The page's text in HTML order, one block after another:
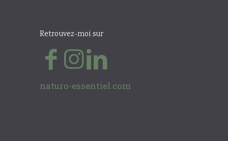
Retrouvez-moi sur
naturo-essentiel.com